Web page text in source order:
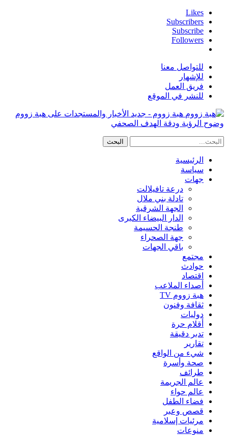
Likes
Subscribers
Subscribe
Followers
للتواصل معنا
للإشهار
فريق العمل
للنشر في الموقع
هبة زووم - جديد الأخبار والمستجدات على هبة زووم
وضوح الرؤية ودقة الهدف الصحفي
الرئيسية
سياسة
جهات
درعة تافيلالت
تادلة بني ملال
الجهة الشرقية
الدار البيضاء الكبرى
طنجة الحسيمة
جهة الصحراء
باقي الجهات
مجتمع
حوادث
اقتصاد
أصداء الملاعب
هبة زووم TV
ثقافة وفنون
دوليات
أقلام حرة
تدبر دقيقة
تقارير
شيء من الواقع
صحة وأسرة
طرائف
عالم الجريمة
عالم حواء
فضاء الطفل
قصص وعبر
مرئيات إسلامية
منوعات